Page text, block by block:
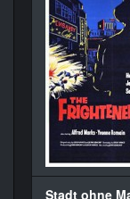
Stadt ohne